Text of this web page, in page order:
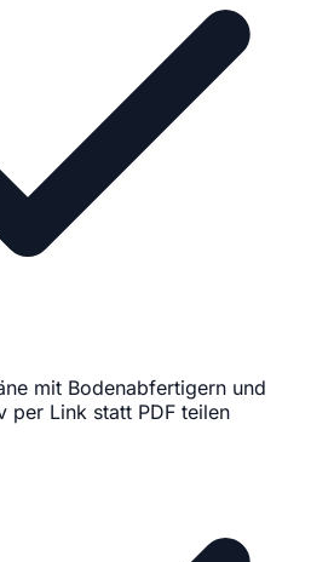
mit Bodenabfertigern und
per Link statt PDF teilen